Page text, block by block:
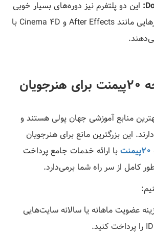
این دو پلتفرم نیز دوره‌های بسیار خوبی
برای یادگیری نرم‌افزارهایی مانند After Effects و Cinema 4D با
راه حل یکپارچه ۲۰پیمنت برای هنرجویان
منابع آموزشی جهان پولی هستند و
این بزرگترین مانع برای هنرجویان
۲۰پیمنت
با ارائه خدمات جامع پرداخت
کامل از سر راه شما برمی‌دارد.
عضویت ماهانه یا سالانه سایت‌هایی